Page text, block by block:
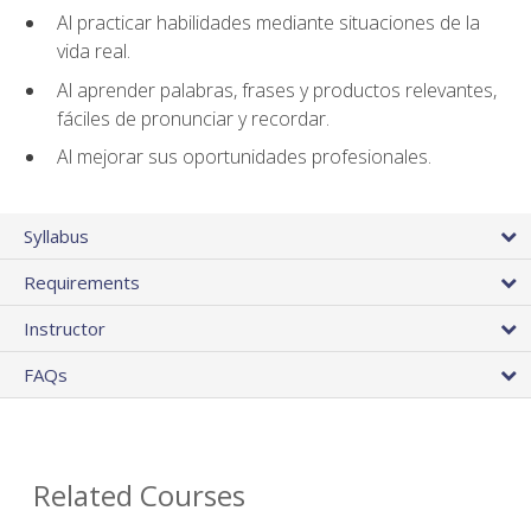
Al practicar habilidades mediante situaciones de la
vida real.
Al aprender palabras, frases y productos relevantes,
fáciles de pronunciar y recordar.
Al mejorar sus oportunidades profesionales.
Syllabus
Requirements
Instructor
FAQs
Related Courses